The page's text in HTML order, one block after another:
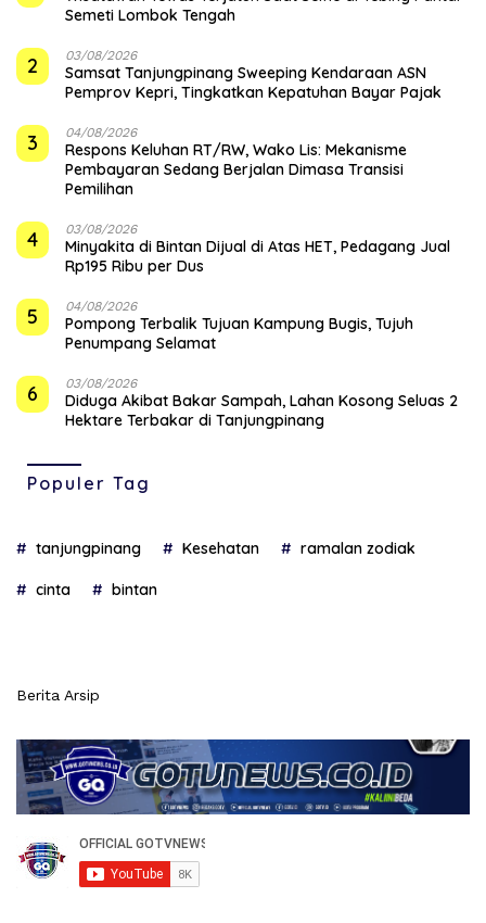
Semeti Lombok Tengah
2 03/08/2026
Samsat Tanjungpinang Sweeping Kendaraan ASN
Pemprov Kepri, Tingkatkan Kepatuhan Bayar Pajak
3 04/08/2026
‎Respons Keluhan RT/RW, Wako Lis: Mekanisme
Pembayaran Sedang Berjalan Dimasa Transisi
Pemilihan
4 03/08/2026
Minyakita di Bintan Dijual di Atas HET, Pedagang Jual
Rp195 Ribu per Dus
5 04/08/2026
Pompong Terbalik Tujuan Kampung Bugis, Tujuh
Penumpang Selamat
6 03/08/2026
Diduga Akibat Bakar Sampah, Lahan Kosong Seluas 2
Hektare Terbakar di Tanjungpinang
Populer Tag
tanjungpinang Kesehatan ramalan zodiak
cinta bintan
Berita Arsip